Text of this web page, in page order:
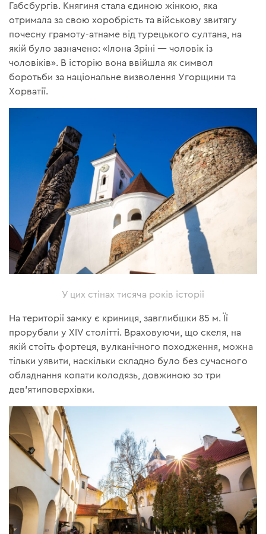
Габсбургів. Княгиня стала єдиною жінкою, яка
отримала за свою хоробрість та військову звитягу
почесну грамоту-атнаме від турецького султана, на
якій було зазначено: «Ілона Зріні — чоловік із
чоловіків». В історію вона ввійшла як символ
боротьби за національне визволення Угорщини та
Хорватії.
У цих стінах тисяча років історії
На території замку є криниця, завглибшки 85 м. Її
прорубали у XIV столітті. Враховуючи, що скеля, на
якій стоїть фортеця, вулканічного походження, можна
тільки уявити, наскільки складно було без сучасного
обладнання копати колодязь, довжиною зо три
дев’ятиповерхівки.